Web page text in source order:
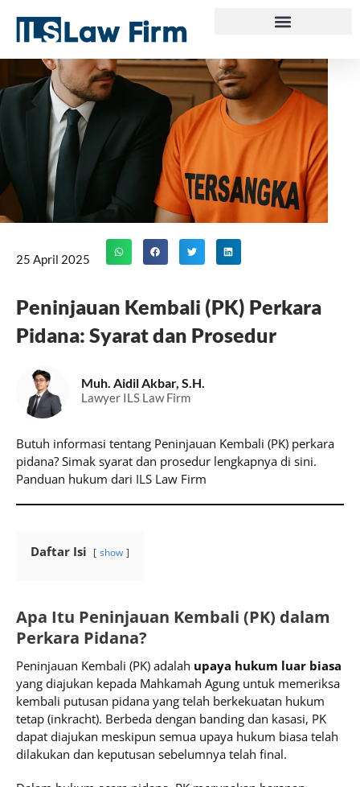
content
25 April 2025
Peninjauan Kembali (PK) Perkara
Pidana: Syarat dan Prosedur
Muh. Aidil Akbar, S.H.
Lawyer ILS Law Firm
Butuh informasi tentang Peninjauan Kembali (PK) perkara
pidana? Simak syarat dan prosedur lengkapnya di sini.
Panduan hukum dari ILS Law Firm
Daftar Isi show
Apa Itu Peninjauan Kembali (PK) dalam
Perkara Pidana?
Peninjauan Kembali (PK) adalah upaya hukum luar biasa
yang diajukan kepada Mahkamah Agung untuk memeriksa
kembali putusan pidana yang telah berkekuatan hukum
tetap (inkracht). Berbeda dengan banding dan kasasi, PK
dapat diajukan meskipun semua upaya hukum biasa telah
dilakukan dan keputusan sebelumnya telah final.